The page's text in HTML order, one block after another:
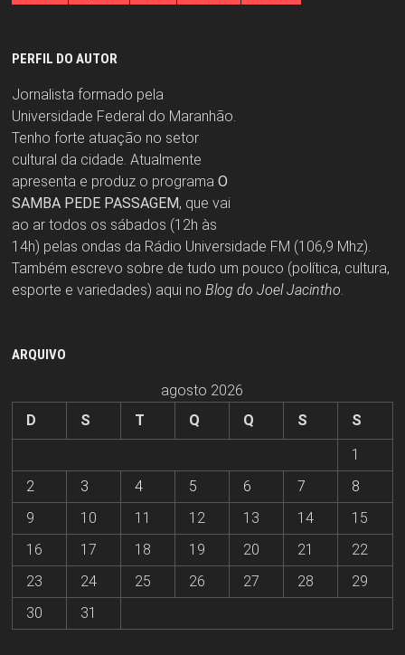
PERFIL DO AUTOR
Jornalista formado pela
Universidade Federal do Maranhão.
Tenho forte atuação no setor
cultural da cidade. Atualmente
apresenta e produz o programa O
SAMBA PEDE PASSAGEM, que vai
ao ar todos os sábados (12h às
14h) pelas ondas da Rádio Universidade FM (106,9 Mhz).
Também escrevo sobre de tudo um pouco (política, cultura,
esporte e variedades) aqui no Blog do Joel Jacintho.
ARQUIVO
agosto 2026
D
S T Q Q S
S
1
2
3 4 5 6 7
8
9
10 11 12 13 14
15
16
17 18 19 20 21
22
23
24 25 26 27 28
29
30
31